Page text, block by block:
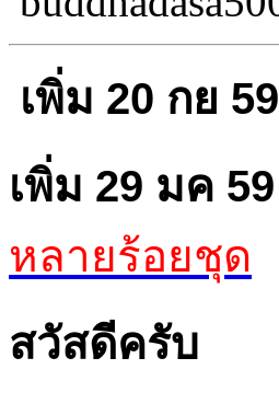
เพิ่ม 20 กย 59
เพิ่ม 29 มค 59
หลายร้อยชุด
สวัสดีครับ